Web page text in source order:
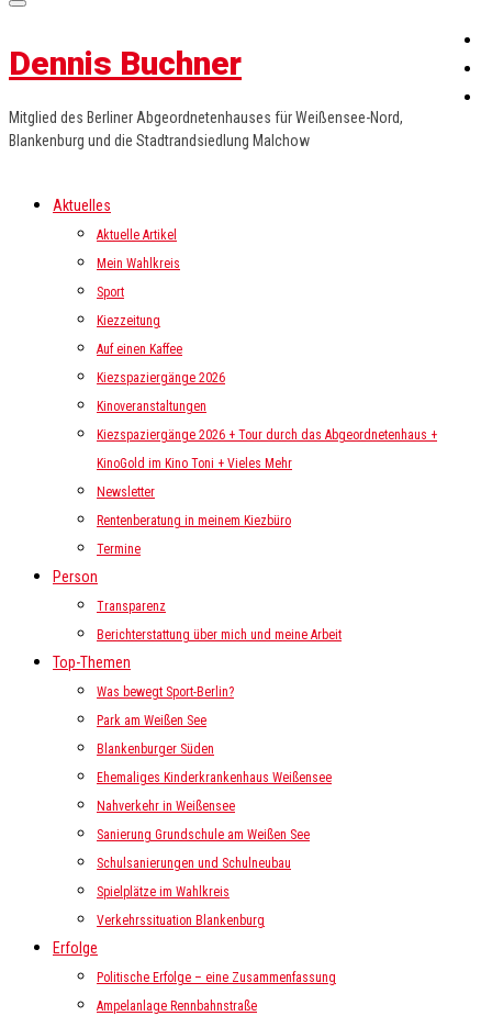
Dennis Buchner
Mitglied des Berliner Abgeordnetenhauses für Weißensee-Nord,
Blankenburg und die Stadtrandsiedlung Malchow
Aktuelles
Aktuelle Artikel
Mein Wahlkreis
Sport
Kiezzeitung
Auf einen Kaffee
Kiezspaziergänge 2026
Kinoveranstaltungen
Kiezspaziergänge 2026 + Tour durch das Abgeordnetenhaus +
KinoGold im Kino Toni + Vieles Mehr
Newsletter
Rentenberatung in meinem Kiezbüro
Termine
Person
Transparenz
Berichterstattung über mich und meine Arbeit
Top-Themen
Was bewegt Sport-Berlin?
Park am Weißen See
Blankenburger Süden
Ehemaliges Kinderkrankenhaus Weißensee
Nahverkehr in Weißensee
Sanierung Grundschule am Weißen See
Schulsanierungen und Schulneubau
Spielplätze im Wahlkreis
Verkehrssituation Blankenburg
Erfolge
Politische Erfolge – eine Zusammenfassung
Ampelanlage Rennbahnstraße